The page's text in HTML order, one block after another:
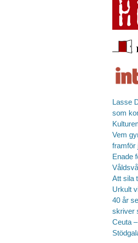
Lasse
som
Vem
framför
Enade
Att sila
Urkult
40 år
skriver
Ceuta